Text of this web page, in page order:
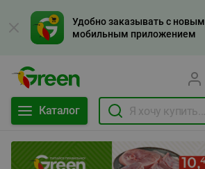
Удобно заказывать с новым
мобильным приложением
Каталог